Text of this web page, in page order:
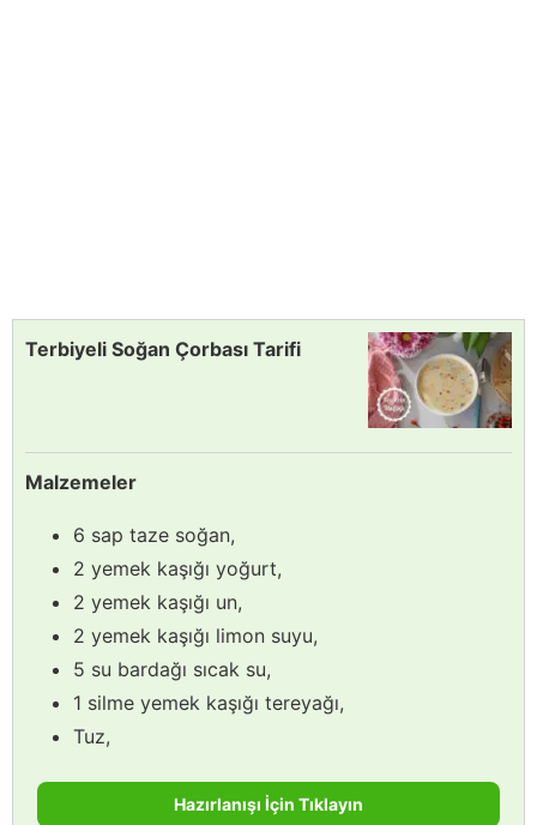
Terbiyeli Soğan Çorbası Tarifi
Malzemeler
6 sap taze soğan,
2 yemek kaşığı yoğurt,
2 yemek kaşığı un,
2 yemek kaşığı limon suyu,
5 su bardağı sıcak su,
1 silme yemek kaşığı tereyağı,
Tuz,
Hazırlanışı İçin Tıklayın